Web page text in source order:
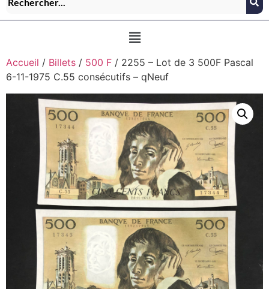
Accueil / Billets / 500 F / 2255 – Lot de 3 500F Pascal
6-11-1975 C.55 consécutifs – qNeuf